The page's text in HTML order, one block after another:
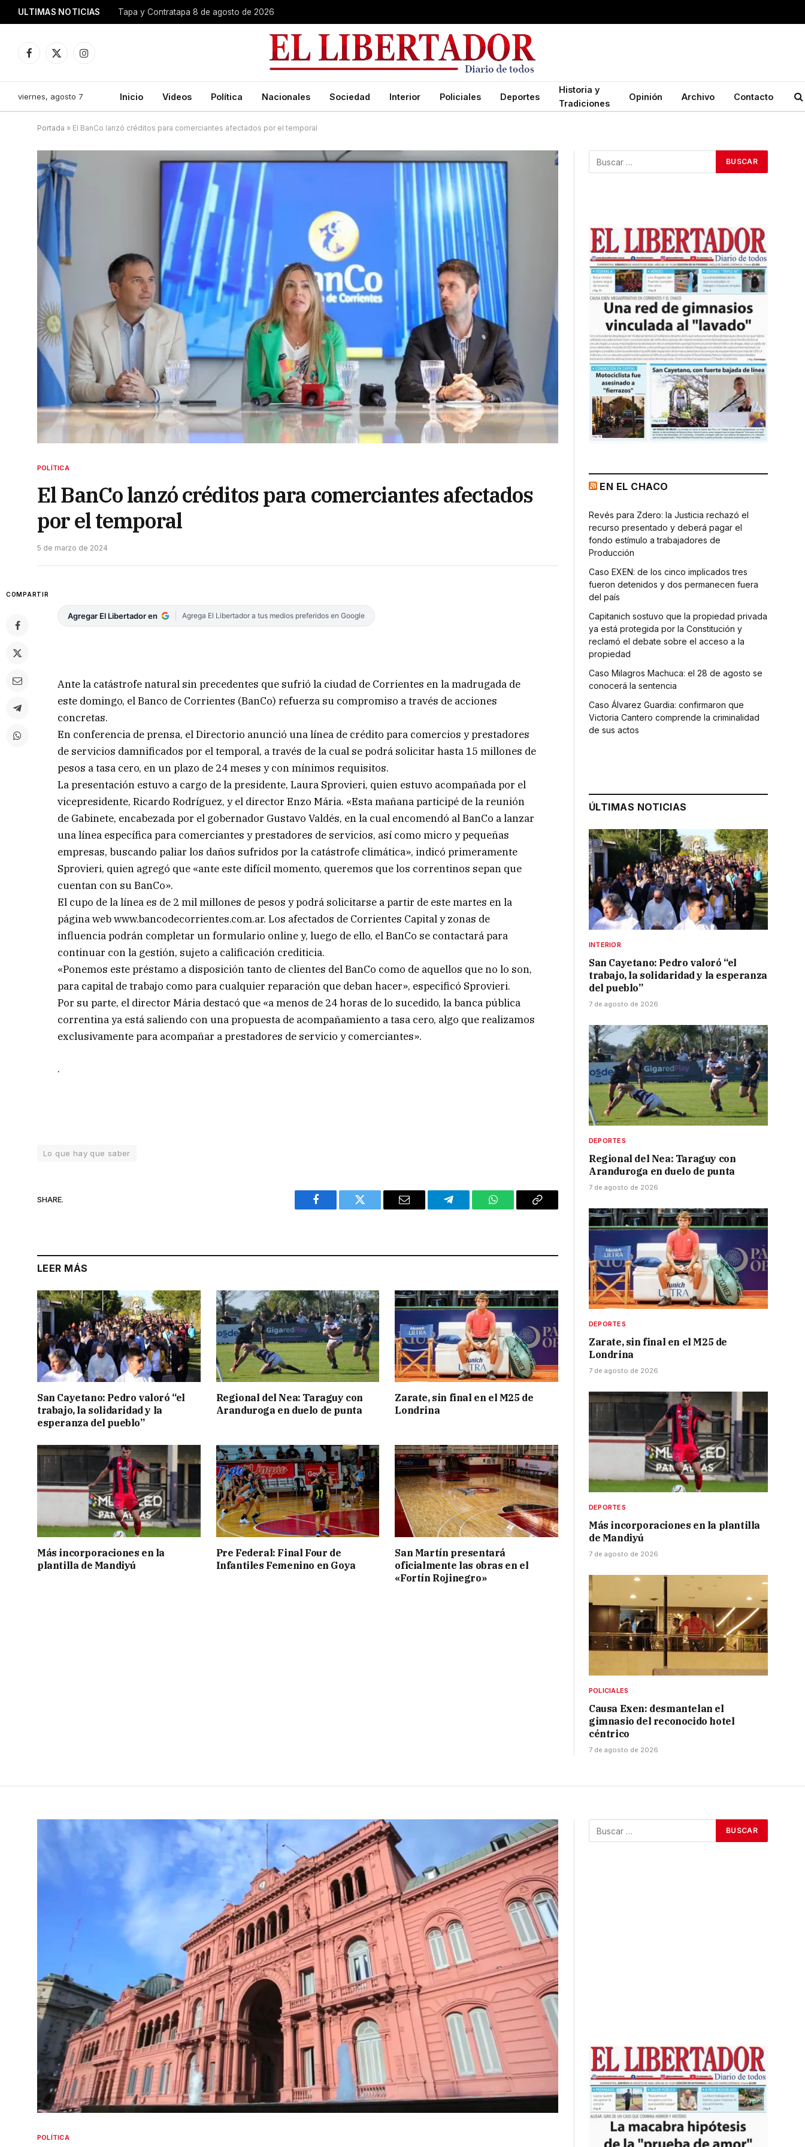
ULTIMAS NOTICIAS Tapa y Contratapa 8 de agosto de 2026
Facebook
X
Instagram
viernes, agosto 7 Inicio Videos Política Nacionales Sociedad Interior Policiales Deportes
Historia y
Tradiciones
Opinión Archivo Contacto
Portada » El BanCo lanzó créditos para comerciantes afectados por el temporal
POLÍTICA
El BanCo lanzó créditos para comerciantes afectados
por el temporal
5 de marzo de 2024
COMPARTIR
Agregar El Libertador en Agrega El Libertador a tus medios preferidos en Google
Ante la catástrofe natural sin precedentes que sufrió la ciudad de Corrientes en la madrugada de
este domingo, el Banco de Corrientes (BanCo) refuerza su compromiso a través de acciones
concretas.
En conferencia de prensa, el Directorio anunció una línea de crédito para comercios y prestadores
de servicios damnificados por el temporal, a través de la cual se podrá solicitar hasta 15 millones de
pesos a tasa cero, en un plazo de 24 meses y con mínimos requisitos.
La presentación estuvo a cargo de la presidente, Laura Sprovieri, quien estuvo acompañada por el
vicepresidente, Ricardo Rodríguez, y el director Enzo Mária. «Esta mañana participé de la reunión
de Gabinete, encabezada por el gobernador Gustavo Valdés, en la cual encomendó al BanCo a lanzar
una línea específica para comerciantes y prestadores de servicios, así como micro y pequeñas
empresas, buscando paliar los daños sufridos por la catástrofe climática», indicó primeramente
Sprovieri, quien agregó que «ante este difícil momento, queremos que los correntinos sepan que
cuentan con su BanCo».
El cupo de la línea es de 2 mil millones de pesos y podrá solicitarse a partir de este martes en la
página web www.bancodecorrientes.com.ar. Los afectados de Corrientes Capital y zonas de
influencia podrán completar un formulario online y, luego de ello, el BanCo se contactará para
continuar con la gestión, sujeto a calificación crediticia.
«Ponemos este préstamo a disposición tanto de clientes del BanCo como de aquellos que no lo son,
para capital de trabajo como para cualquier reparación que deban hacer», especificó Sprovieri.
Por su parte, el director Mária destacó que «a menos de 24 horas de lo sucedido, la banca pública
correntina ya está saliendo con una propuesta de acompañamiento a tasa cero, algo que realizamos
exclusivamente para acompañar a prestadores de servicio y comerciantes».
.
Lo que hay que saber
SHARE.
Facebook Twitter Email Telegram WhatsAppCopy
LEER MÁS
San Cayetano: Pedro valoró “el
trabajo, la solidaridad y la
esperanza del pueblo”
Regional del Nea: Taraguy con
Aranduroga en duelo de punta
Zarate, sin final en el M25 de
Londrina
Más incorporaciones en la
plantilla de Mandiyú
Pre Federal: Final Four de
Infantiles Femenino en Goya
San Martín presentará
oficialmente las obras en el
«Fortín Rojinegro»
EN EL CHACO
Revés para Zdero: la Justicia rechazó el
recurso presentado y deberá pagar el
fondo estímulo a trabajadores de
Producción
Caso EXEN: de los cinco implicados tres
fueron detenidos y dos permanecen fuera
del país
Capitanich sostuvo que la propiedad privada
ya está protegida por la Constitución y
reclamó el debate sobre el acceso a la
propiedad
Caso Milagros Machuca: el 28 de agosto se
conocerá la sentencia
Caso Álvarez Guardia: confirmaron que
Victoria Cantero comprende la criminalidad
de sus actos
ÚLTIMAS NOTICIAS
INTERIOR
San Cayetano: Pedro valoró “el
trabajo, la solidaridad y la esperanza
del pueblo”
7 de agosto de 2026
DEPORTES
Regional del Nea: Taraguy con
Aranduroga en duelo de punta
7 de agosto de 2026
DEPORTES
Zarate, sin final en el M25 de
Londrina
7 de agosto de 2026
DEPORTES
Más incorporaciones en la plantilla
de Mandiyú
7 de agosto de 2026
POLICIALES
Causa Exen: desmantelan el
gimnasio del reconocido hotel
céntrico
7 de agosto de 2026
POLÍTICA